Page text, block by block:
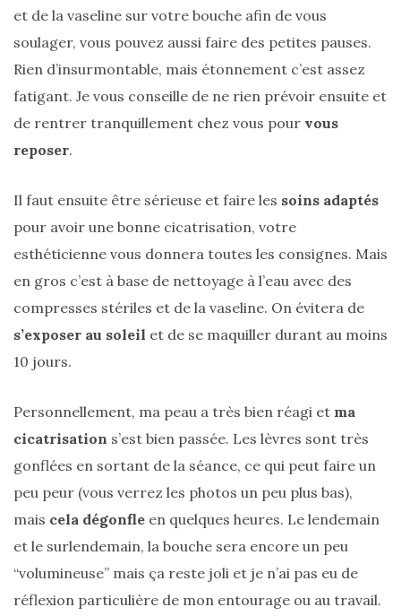
Actualités
beauté
(10)
Conseils
beauté
(54)
et
déceptions
(27)
(478)
Lifestyle
(154)
Bonnes
adresses/Evénements
(43)
Coups
de
coeur
et de la vaseline sur votre bouche afin de vous
soulager, vous pouvez aussi faire des petites pauses.
Rien d’insurmontable, mais étonnement c’est assez
fatigant. Je vous conseille de ne rien prévoir ensuite et
de rentrer tranquillement chez vous pour vous
reposer.
Il faut ensuite être sérieuse et faire les soins adaptés
pour avoir une bonne cicatrisation, votre
esthéticienne vous donnera toutes les consignes. Mais
en gros c’est à base de nettoyage à l’eau avec des
compresses stériles et de la vaseline. On évitera de
s’exposer au soleil et de se maquiller durant au moins
10 jours.
Personnellement, ma peau a très bien réagi et ma
cicatrisation s’est bien passée. Les lèvres sont très
gonflées en sortant de la séance, ce qui peut faire un
peu peur (vous verrez les photos un peu plus bas),
mais cela dégonfle en quelques heures. Le lendemain
et le surlendemain, la bouche sera encore un peu
“volumineuse” mais ça reste joli et je n’ai pas eu de
réflexion particulière de mon entourage ou au travail.